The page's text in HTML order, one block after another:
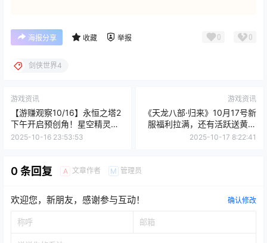
海报分享 收藏 举报 0 0
剑侠世界4
游戏资讯
【游赚观察10/16】永恒之塔2
下午开启预创角！星空精灵M
首日搬砖情况！决战破晓逐渐
2025-10-16 23:53:53
游戏资讯
《天龙八部·归来》10月17号新
服福利拉满，还有活跃送黄金
活动！
2025-10-17 8:22:41
0 条回复 A 文章作者 M 管理员
欢迎您，新朋友，感谢参与互动！ 确认修改